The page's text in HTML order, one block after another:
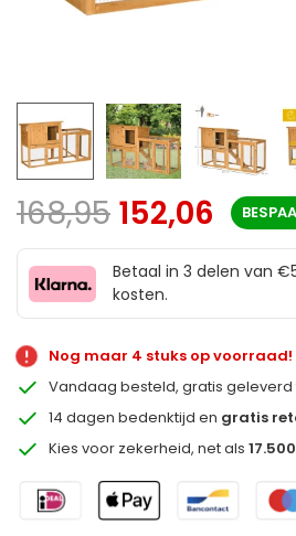
168,95 152,06
Betaal in 3 delen van
kosten.
Nog maar 4 stuks op voorraad!
Vandaag besteld, gratis
14 dagen bedenktijd en gratis
Kies voor zekerheid, net als